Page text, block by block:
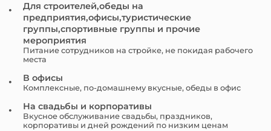
Для строителей,обеды на
предприятия,офисы,туристические
группы,спортивные группы и прочие
мероприятия
Питание сотрудников на стройке, не покидая рабочего
места
В офисы
Комплексные, по-домашнему вкусные, обеды в офис
На свадьбы и корпоративы
Вкусное обслуживание свадьбы, праздников,
корпоративы и дней рождений по низким ценам